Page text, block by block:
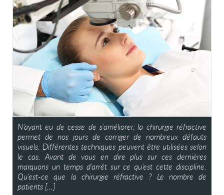
N’ayant eu de cesse de s’améliorer, la chirurgie réfractive
permet de nos jours de corriger de nombreux défauts
visuels. Différentes techniques peuvent être utilisées selon
le cas. Avant de vous en dire plus sur ces dernières
marquons un temps d’arrêt sur ce qu’est cette discipline.
Qu’est-ce que la chirurgie réfractive ? Le nombre de
patients […]